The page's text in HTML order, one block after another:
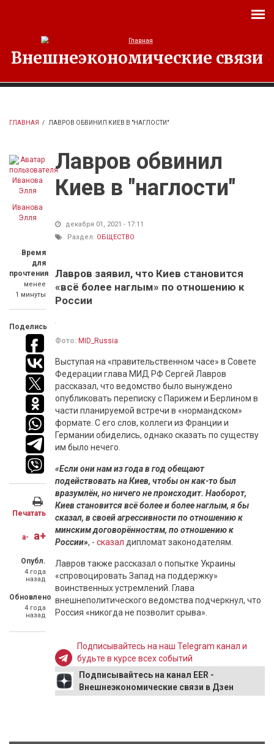
Внешнеэкономические связи
ГЛАВНАЯ / ЛАВРОВ ОБВИНИЛ КИЕВ В "НАГЛОСТИ"
Иванова
Элля
Время
для
прочтения
менее
1 минуты
Поделись
Печатать
a- a+
Опубл.
4 года
назад
Обновлено
4 года
назад
Лавров обвинил
Киев в "наглости"
декабря 01, 2021 - 17:11
Раздел: ОБЩЕСТВО
Лавров заявил, что Киев становится
«всё более наглым» по отношению к
России
Фото: MID_Russia
Выступая на «правительственном часе» в Совете
Федерации глава МИД РФ Сергей Лавров
рассказал, что ведомство было вынуждено
опубликовать переписку с Парижем и Берлином в
части планируемой встречи в «нормандском»
формате. С его слов, коллеги из Франции и
Германии обиделись, однако сказать по существу
им было нечего.
«Если они нам из года в год обещают
подействовать на Киев, чтобы он как-то был
вразумлён, но ничего не происходит. Наоборот,
Киев становится всё более и более наглым, я бы
сказал, в своей агрессивности по отношению к
минским договорённостям, по отношению к
России», - сказал дипломат законодателям.
Лавров также рассказал о попытке Украины
«спровоцировать Запад на поддержку»
воинственных устремлений. Глава
внешнеполитического ведомства подчеркнул, что
Россия «никогда не позволит срыва».
Подписывайтесь на наш Telegram канал и
будьте в курсе всех событий
Подписывайтесь на канал EER -
Внешнеэкономические связи в Дзен